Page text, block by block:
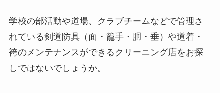
学校の部活動や道場、クラブチームなどで管理さ
れている剣道防具（面・籠手・胴・垂）や道着・
袴のメンテナンスができるクリーニング店をお探
しではないでしょうか。